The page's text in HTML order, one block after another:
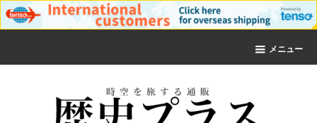
メニュー